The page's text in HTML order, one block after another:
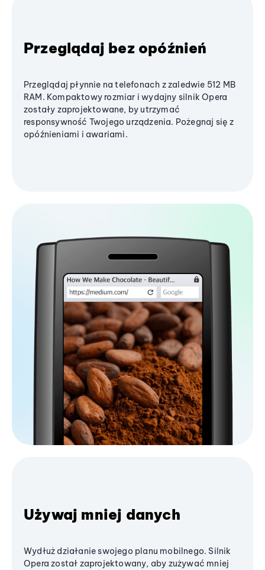
Przeglądaj bez opóźnień
Przeglądaj płynnie na telefonach z zaledwie 512 MB
RAM. Kompaktowy rozmiar i wydajny silnik Opera
zostały zaprojektowane, by utrzymać
responsywność Twojego urządzenia. Pożegnaj się z
opóźnieniami i awariami.
Używaj mniej danych
Wydłuż działanie swojego planu mobilnego. Silnik
Opera został zaprojektowany, aby zużywać mniej